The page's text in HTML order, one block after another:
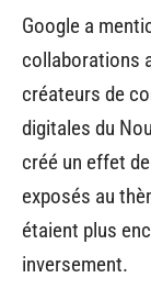
Google a
collaborations
créateurs de
digitales du
créé un effet
exposés au
étaient plus
inversement.